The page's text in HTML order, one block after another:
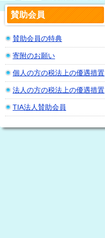
賛助会員
賛助会員の特典
寄附のお願い
個人の方の税法上の優遇措置
法人の方の税法上の優遇措置
TIA法人賛助会員